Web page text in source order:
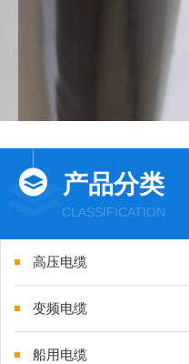
产品分类
CLASSIFICATION
高压电缆
变频电缆
船用电缆